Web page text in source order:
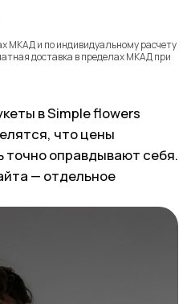
с нежностью. Если
спокойные букеты,
голове уже